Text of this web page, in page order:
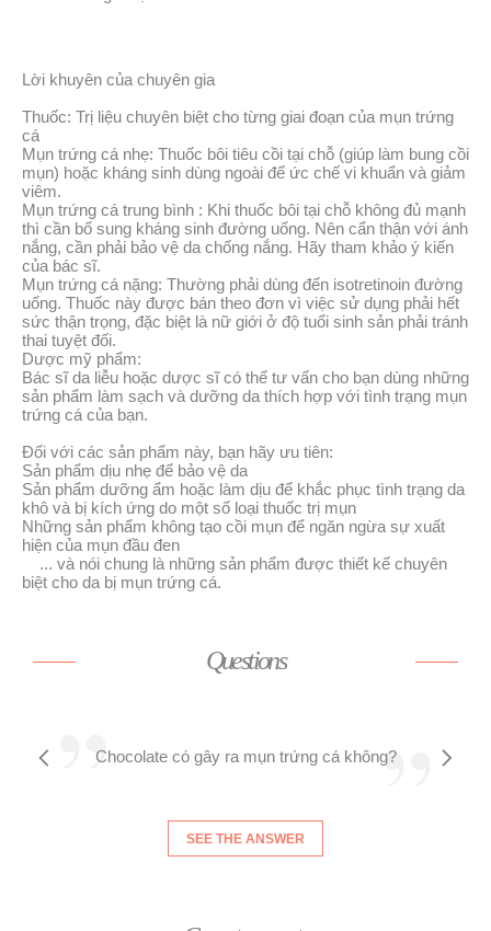
Lời khuyên của chuyên gia
Thuốc: Trị liệu chuyên biệt cho từng giai đoạn của mụn trứng
cá
Mụn trứng cá nhẹ: Thuốc bôi tiêu cồi tại chỗ (giúp làm bung cồi
mụn) hoặc kháng sinh dùng ngoài để ức chế vi khuẩn và giảm
viêm.
Mụn trứng cá trung bình : Khi thuốc bôi tại chỗ không đủ mạnh
thì cần bổ sung kháng sinh đường uống. Nên cẩn thận với ánh
nắng, cần phải bảo vệ da chống nắng. Hãy tham khảo ý kiến
của bác sĩ.
Mụn trứng cá nặng: Thường phải dùng đến isotretinoin đường
uống. Thuốc này được bán theo đơn vì việc sử dụng phải hết
sức thận trọng, đặc biệt là nữ giới ở độ tuổi sinh sản phải tránh
thai tuyệt đối.
Dược mỹ phẩm:
Bác sĩ da liễu hoặc dược sĩ có thể tư vấn cho bạn dùng những
sản phẩm làm sạch và dưỡng da thích hợp với tình trạng mụn
trứng cá của bạn.
Đối với các sản phẩm này, bạn hãy ưu tiên:
Sản phẩm dịu nhẹ để bảo vệ da
Sản phẩm dưỡng ẩm hoặc làm dịu để khắc phục tình trạng da
khô và bị kích ứng do một số loại thuốc trị mụn
Những sản phẩm không tạo cồi mụn để ngăn ngừa sự xuất
hiện của mụn đầu đen
... và nói chung là những sản phẩm được thiết kế chuyên
biệt cho da bị mụn trứng cá.
Questions
Thế còn ánh nắng thì sao?
SEE THE ANSWER